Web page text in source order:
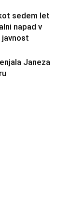
sedem let
napad v
javnost
Janeza